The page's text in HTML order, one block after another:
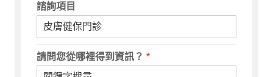
諮詢項目
請問您從哪裡得到資訊？*